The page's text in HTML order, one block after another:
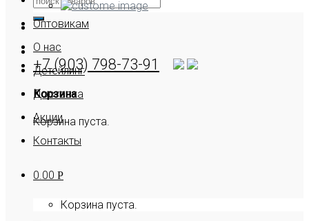
+7 (903) 798-73-91
Корзина
Корзина пуста.
Оптовикам
О нас
Детейлинг
Доставка
Акции
Контакты
0.00 Р
Корзина пуста.